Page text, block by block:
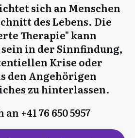
sich an Menschen
des Lebens. Die
Therapie" kann
in der Sinnfindung,
Krise oder
den Angehörigen
zu hinterlassen.
+41 76 650 5957